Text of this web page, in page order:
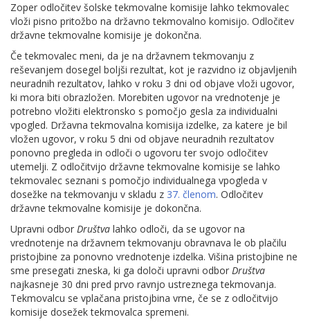
Zoper odločitev šolske tekmovalne komisije lahko tekmovalec
vloži pisno pritožbo na državno tekmovalno komisijo. Odločitev
državne tekmovalne komisije je dokončna.
Če tekmovalec meni, da je na državnem tekmovanju z
reševanjem dosegel boljši rezultat, kot je razvidno iz objavljenih
neuradnih rezultatov, lahko v roku 3 dni od objave vloži ugovor,
ki mora biti obrazložen. Morebiten ugovor na vrednotenje je
potrebno vložiti elektronsko s pomočjo gesla za individualni
vpogled. Državna tekmovalna komisija izdelke, za katere je bil
vložen ugovor, v roku 5 dni od objave neuradnih rezultatov
ponovno pregleda in odloči o ugovoru ter svojo odločitev
utemelji. Z odločitvijo državne tekmovalne komisije se lahko
tekmovalec seznani s pomočjo individualnega vpogleda v
dosežke na tekmovanju v skladu z 37. členom. Odločitev
državne tekmovalne komisije je dokončna.
Upravni odbor Društva lahko odloči, da se ugovor na
vrednotenje na državnem tekmovanju obravnava le ob plačilu
pristojbine za ponovno vrednotenje izdelka. Višina pristojbine ne
sme presegati zneska, ki ga določi upravni odbor Društva
najkasneje 30 dni pred prvo ravnjo ustreznega tekmovanja.
Tekmovalcu se vplačana pristojbina vrne, če se z odločitvijo
komisije dosežek tekmovalca spremeni.